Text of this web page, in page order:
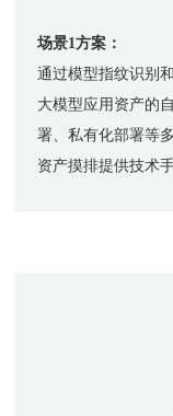
场景1方案：
通过模型指纹识别
大模型应用资产的
署、私有化部署等
资产摸排提供技术手